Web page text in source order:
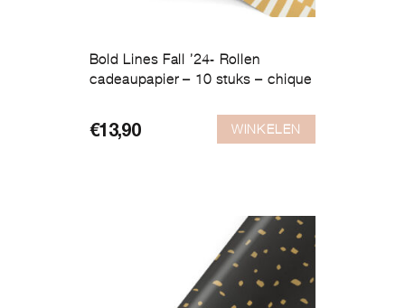
Bold Lines Fall ’24- Rollen
cadeaupapier – 10 stuks – chique
€13,90 WINKELEN